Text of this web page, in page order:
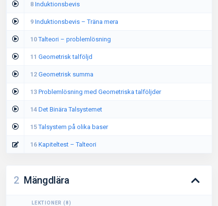
8 Induktionsbevis
9 Induktionsbevis – Träna mera
10Talteori – problemlösning
11 Geometrisk talföljd
12 Geometrisk summa
13 Problemlösning med Geometriska talföljder
14 Det Binära Talsystemet
15Talsystem på olika baser
16 Kapiteltest – Talteori
2 Mängdlära
LEKTIONER (8)